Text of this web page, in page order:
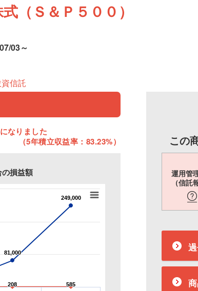
（Ｓ＆Ｐ５００）
03～
信託
なりました
（5年積立収益率：83.23%）
損益額
81,000
81,000
249,000
249,000
208
208 585
585
この
運用管
（信託